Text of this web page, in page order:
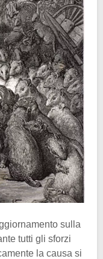
sulla
tutti gli sforzi
la causa si